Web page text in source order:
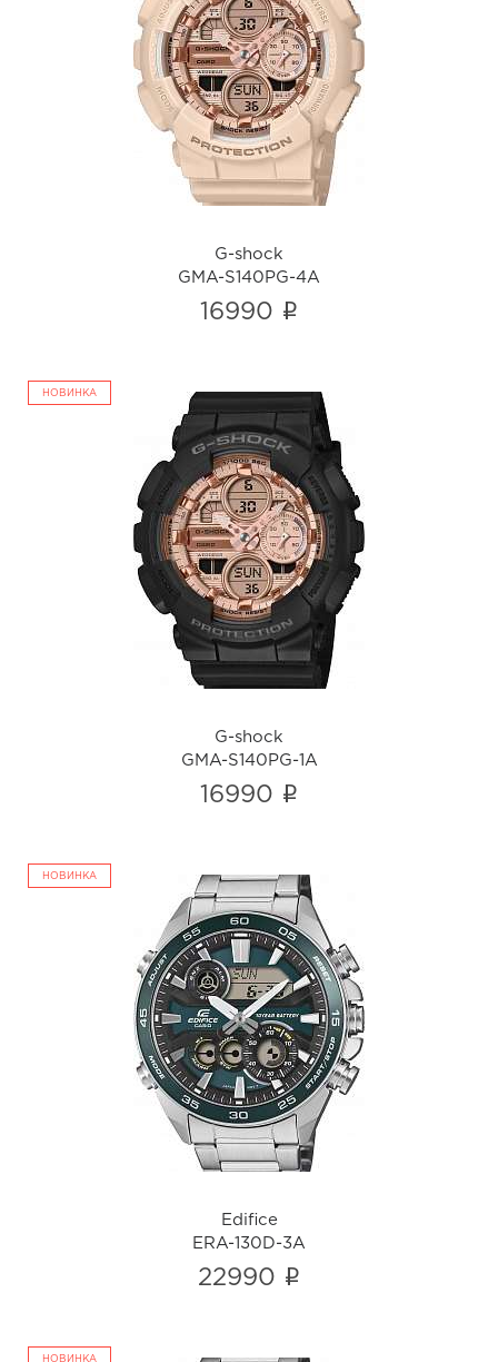
G-shock
GMA-S140PG-4A
i
G-shock
GMA-S140PG-4A
16990 i
НОВИНКА
G-shock
GMA-S140PG-1A
i
G-shock
GMA-S140PG-1A
16990 i
НОВИНКА
Edifice
ERA-130D-3A
i
Edifice
ERA-130D-3A
22990 i
НОВИНКА